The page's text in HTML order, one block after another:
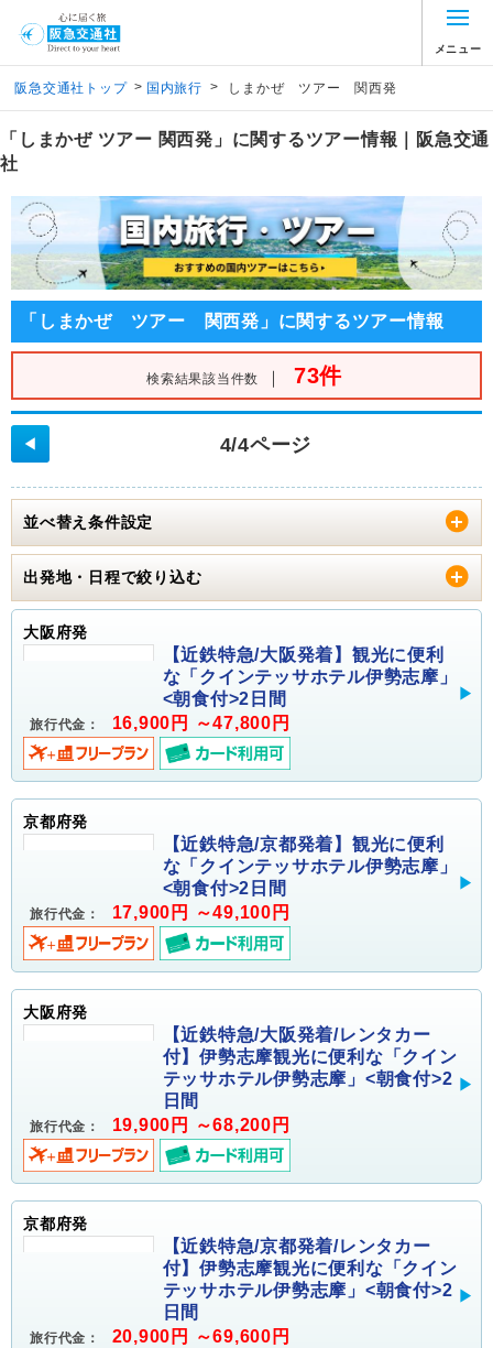
メニュー
阪急交通社トップ > 国内旅行 > しまかぜ ツアー 関西発
「しまかぜ ツアー 関西発」に関するツアー情報｜阪急交通
社
「しまかぜ ツアー 関西発」に関するツアー情報
検索結果該当件数 ｜ 73件
4/4ページ
◀
並べ替え条件設定
出発地・日程で絞り込む
大阪府発
【近鉄特急/大阪発着】観光に便利
な「クインテッサホテル伊勢志摩」
<朝食付>2日間
旅行代金： 16,900円 ～47,800円
京都府発
【近鉄特急/京都発着】観光に便利
な「クインテッサホテル伊勢志摩」
<朝食付>2日間
旅行代金： 17,900円 ～49,100円
大阪府発
【近鉄特急/大阪発着/レンタカー
付】伊勢志摩観光に便利な「クイン
テッサホテル伊勢志摩」<朝食付>2
日間
旅行代金： 19,900円 ～68,200円
京都府発
【近鉄特急/京都発着/レンタカー
付】伊勢志摩観光に便利な「クイン
テッサホテル伊勢志摩」<朝食付>2
日間
旅行代金： 20,900円 ～69,600円